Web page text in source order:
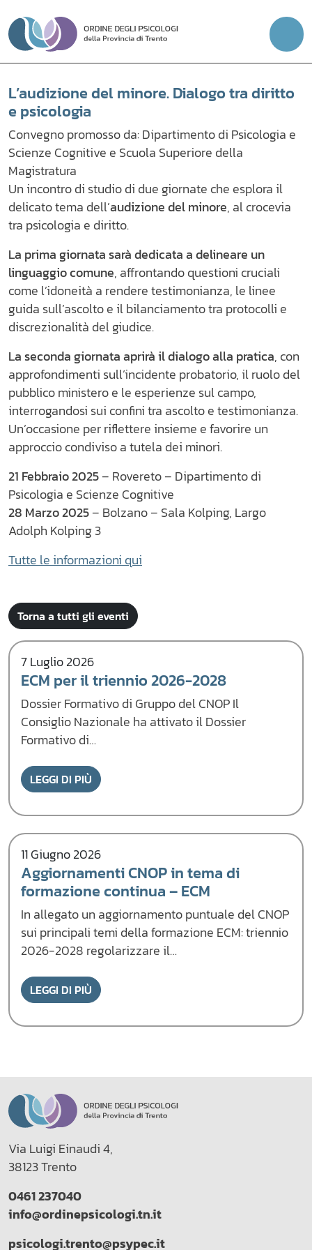
Vai
L’audizione del minore. Dialogo tra diritto
e psicologia
Convegno promosso da: Dipartimento di Psicologia e
Scienze Cognitive e Scuola Superiore della
Magistratura
Un incontro di studio di due giornate che esplora il
delicato tema dell’audizione del minore, al crocevia
tra psicologia e diritto.
La prima giornata sarà dedicata a delineare un
linguaggio comune, affrontando questioni cruciali
come l’idoneità a rendere testimonianza, le linee
guida sull’ascolto e il bilanciamento tra protocolli e
discrezionalità del giudice.
La seconda giornata aprirà il dialogo alla pratica, con
approfondimenti sull’incidente probatorio, il ruolo del
pubblico ministero e le esperienze sul campo,
interrogandosi sui confini tra ascolto e testimonianza.
Un’occasione per riflettere insieme e favorire un
approccio condiviso a tutela dei minori.
21 Febbraio 2025– Rovereto – Dipartimento di
Psicologia e Scienze Cognitive
28 Marzo 2025– Bolzano – Sala Kolping, Largo
Adolph Kolping 3
Tutte le informazioni qui
Torna a tutti gli eventi
7 Luglio 2026
ECM per il triennio 2026-2028
Dossier Formativo di Gruppo del CNOP Il
Consiglio Nazionale ha attivato il Dossier
Formativo di…
LEGGI DI PIÙ
11 Giugno 2026
Aggiornamenti CNOP in tema di
formazione continua – ECM
In allegato un aggiornamento puntuale del CNOP
sui principali temi della formazione ECM: triennio
2026-2028 regolarizzare il…
LEGGI DI PIÙ
Via Luigi Einaudi 4,
38123 Trento
0461 237040
info@ordinepsicologi.tn.it
psicologi.trento@psypec.it